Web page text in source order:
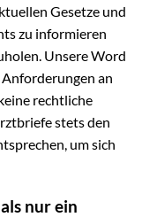
Gesetze und
zu informieren
Unsere Word
an
rechtliche
stets den
um sich
nur ein